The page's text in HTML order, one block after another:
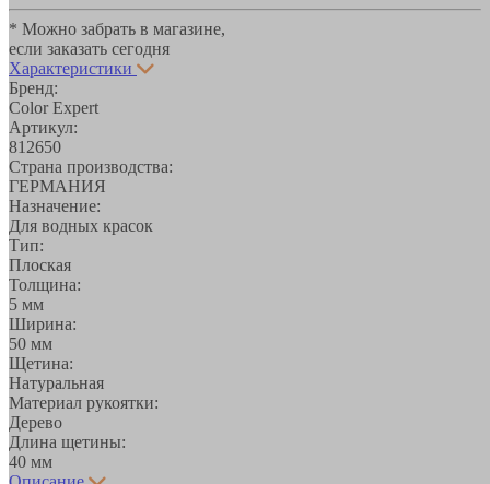
* Можно забрать в магазине,
если заказать сегодня
Характеристики
Бренд:
Color Expert
Артикул:
812650
Страна производства:
ГЕРМАНИЯ
Назначение:
Для водных красок
Тип:
Плоская
Толщина:
5 мм
Ширина:
50 мм
Щетина:
Натуральная
Материал рукоятки:
Дерево
Длина щетины:
40 мм